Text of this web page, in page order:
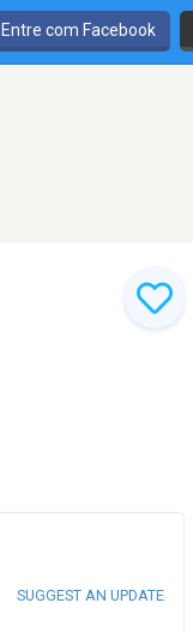
Entre com Facebook
SUGGEST AN UPDATE